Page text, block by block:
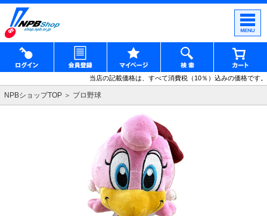
当店の記載価格は、すべて消費税（10％）込みの価格です。
NPBショップTOP プロ野球